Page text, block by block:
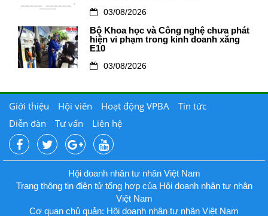
03/08/2026
Bộ Khoa học và Công nghệ chưa phát
hiện vi phạm trong kinh doanh xăng
E10
03/08/2026
Giới thiệu Hội viên Hoạt động VPBA
Tin tức
Diễn đàn
Tư vấn Liên hệ
Hội doanh nhân tư nhân Việt Nam
Trang thông tin điện tử tổng hợp của Hội doanh nhân tư nhân
Việt Nam
Cơ quan chủ quản: Hội doanh nhân tư nhân Việt Nam